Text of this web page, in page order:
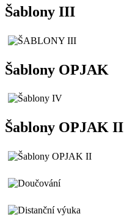
Šablony III
Šablony OPJAK
Šablony OPJAK II